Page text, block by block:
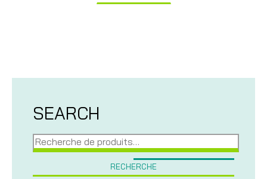
SEARCH
Recherche
pour :
RECHERCHE